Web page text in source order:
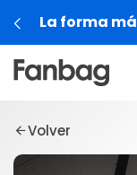
La forma
Volver